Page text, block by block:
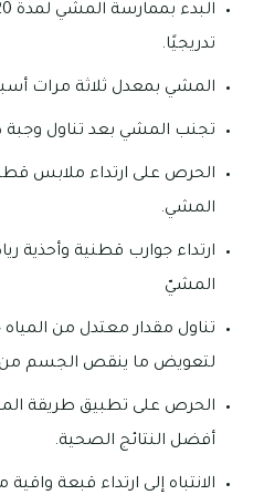
تدريجيًا.
المشي بمعدل ثلاثة مرات
تجنب المشي بعد تناول
الحرص على ارتداء ملابس
المشي.
ارتداء جوارب قطنية وأحذية
المشيّ
تناول مقدار معتدل من
لتعويض ما ينقص الجسم
الحرص على تطبيق طريقة
أفضل النتائج الصحية.
الانتباه إلى ارتداء قبعة